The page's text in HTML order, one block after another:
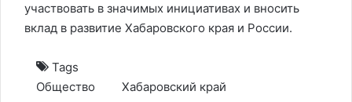
участвовать в значимых инициативах и вносить
вклад в развитие Хабаровского края и России.
Tags
Общество
Хабаровский край